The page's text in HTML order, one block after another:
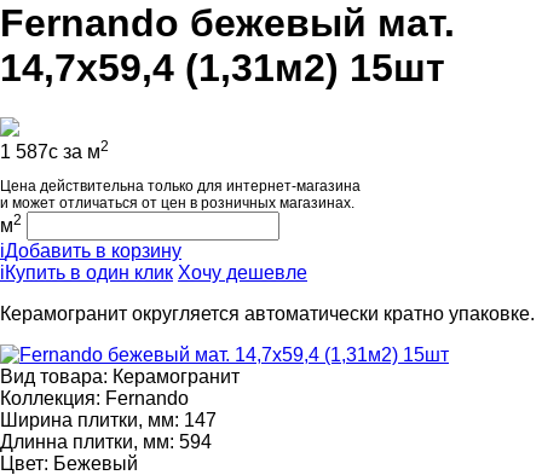
Fernando бежевый мат.
14,7x59,4 (1,31м2) 15шт
1 587c за м2
Цена действительна только для интернет-магазина
и может отличаться от цен в розничных магазинах.
м2
iДобавить в корзину
iКупить в один клик Хочу дешевле
Керамогранит округляется автоматически кратно упаковке.
Вид товара: Керамогранит
Коллекция: Fernando
Ширина плитки, мм: 147
Длинна плитки, мм: 594
Цвет: Бежевый